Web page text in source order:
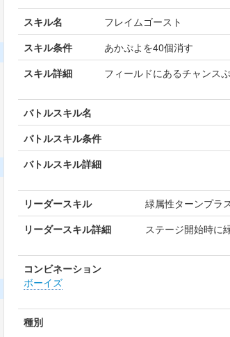
スキル名
フレイムゴースト
スキル条件
あかぷよを40個消す
スキル詳細
フィールドにあるチャンス
バトルスキル名
バトルスキル条件
バトルスキル詳細
リーダースキル
緑属性ターンプラ
リーダースキル詳細
ステージ開始時に
コンビネーション
ボーイズ
種別